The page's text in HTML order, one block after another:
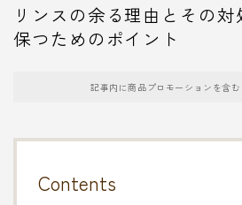
リンスの余る理由とその対
保つためのポイント
記事内に商品プロモーションを含
Contents